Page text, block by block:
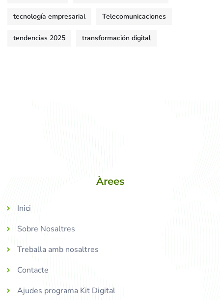
tecnología empresarial Telecomunicaciones
tendencias 2025 transformación digital
Àrees
Inici
Sobre Nosaltres
Treballa amb nosaltres
Contacte
Ajudes programa Kit Digital